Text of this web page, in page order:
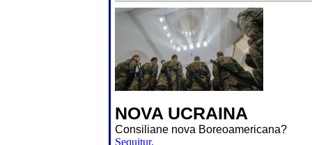
NOVA UCRAINA
Consiliane nova Boreoamericana?
Sequitur.